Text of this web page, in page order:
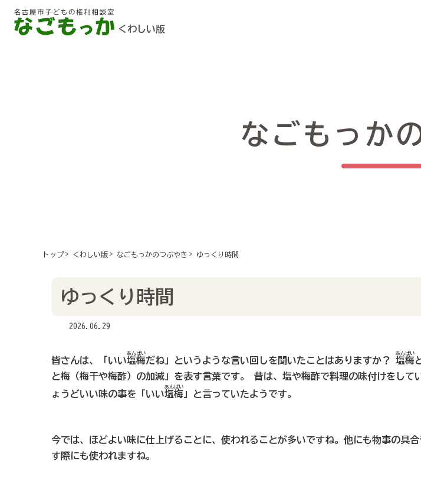
くわしい版
なごもっか
トップ くわしい版 なごもっかのつぶやき ゆっくり時間
ゆっくり時間
2026.06.29
皆さんは、「いい塩梅
あんばい
だね」というような言い回しを聞いたことはありますか？ 塩梅
あんばい
と梅（梅干や梅酢）の加減」を表す言葉です。 昔は、塩や梅酢で料理の味付けをして
ょうどいい味の事を「いい塩梅
あんばい
」と言っていたようです。
今では、ほどよい味に仕上げることに、使われることが多いですね。他にも物事の具
す際にも使われますね。